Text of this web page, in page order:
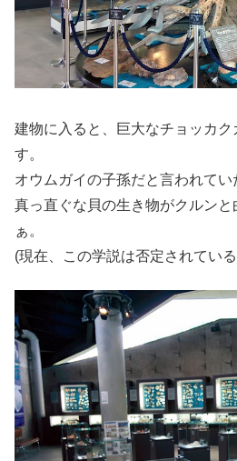
建物に入ると、巨大なチョッカク
す。
オウムガイの子孫だと言われてい
真っ直ぐな貝の生き物がクルン
ぁ。
(現在、この学説は否定されてい